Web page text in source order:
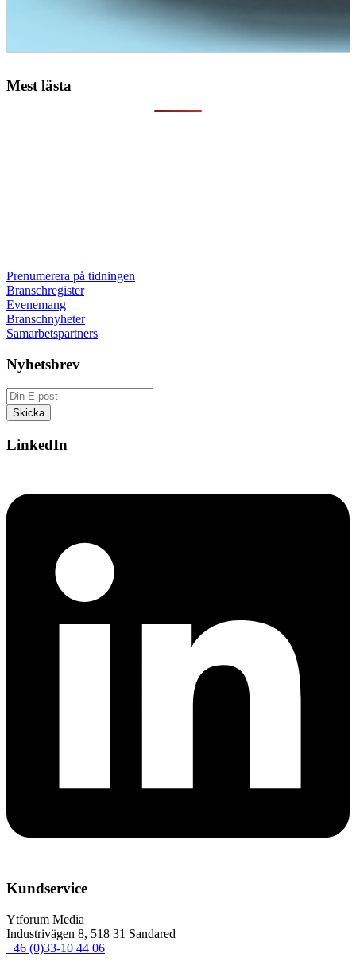
Mest lästa
Prenumerera på tidningen
Branschregister
Evenemang
Branschnyheter
Samarbetspartners
Nyhetsbrev
LinkedIn
Kundservice
Ytforum Media
Industrivägen 8, 518 31 Sandared
+46 (0)33-10 44 06